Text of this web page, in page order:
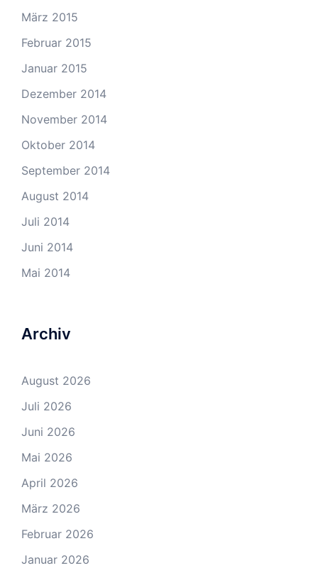
März 2015
Februar 2015
Januar 2015
Dezember 2014
November 2014
Oktober 2014
September 2014
August 2014
Juli 2014
Juni 2014
Mai 2014
Archiv
August 2026
Juli 2026
Juni 2026
Mai 2026
April 2026
März 2026
Februar 2026
Januar 2026